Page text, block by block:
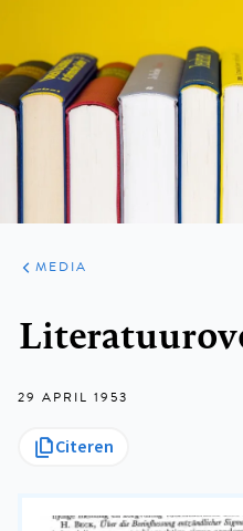
ARTIKELEN
VARIA
MEDIA
29 APRIL 1953
Citeren